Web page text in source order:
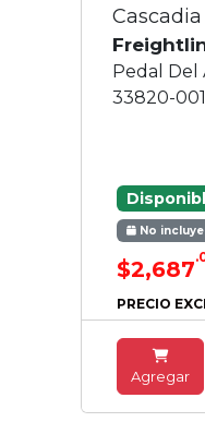
Cascadia
Pedal Del
33820-001
No
$2,687
PRECIO
Agregar